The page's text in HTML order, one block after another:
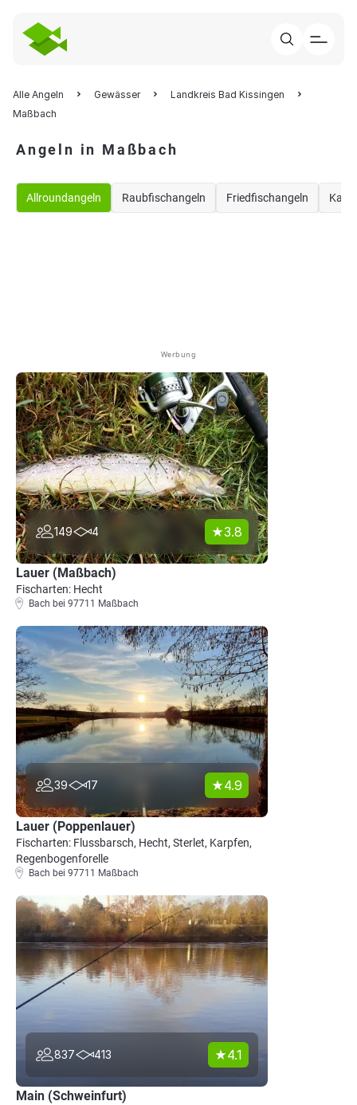
Alle Angeln Gewässer
Landkreis Bad Kissingen
Maßbach
Angeln in Maßbach
Allroundangeln Raubfischangeln Friedfischangeln
Werbung
149 4 3.8
Lauer (Maßbach)
Fischarten: Hecht
Bach bei 97711 Maßbach
39 17 4.9
Lauer (Poppenlauer)
Fischarten: Flussbarsch, Hecht, Sterlet, Karpfen,
Regenbogenforelle
Bach bei 97711 Maßbach
837 413 4.1
Main (Schweinfurt)